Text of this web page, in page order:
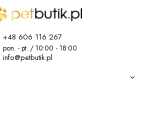
+48 606 116 267
pon. - pt. / 10:00 - 18:00
info@petbutik.pl